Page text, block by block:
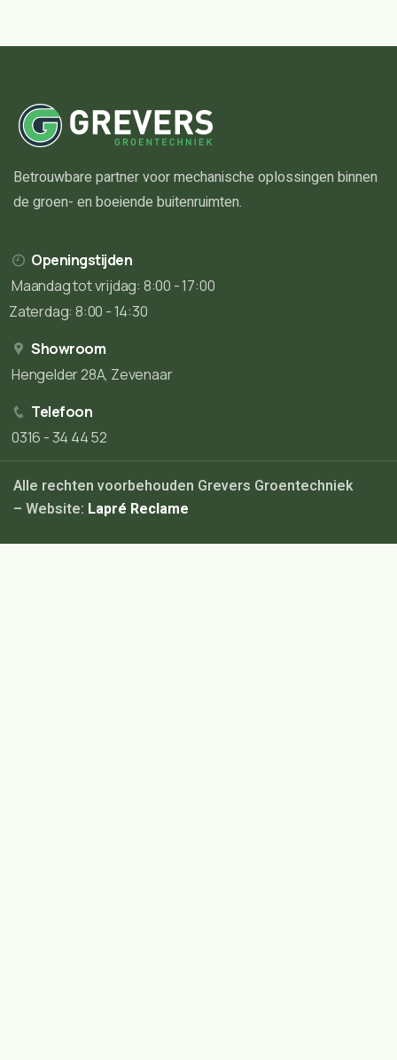
Betrouwbare partner voor mechanische oplossingen binnen
de groen- en boeiende buitenruimten.
Openingstijden
Maandag tot vrijdag: 8:00 - 17:00
Zaterdag: 8:00 - 14:30
Showroom
Hengelder 28A, Zevenaar
Telefoon
0316 - 34 44 52
Alle rechten voorbehouden Grevers Groentechniek
– Website: Lapré Reclame